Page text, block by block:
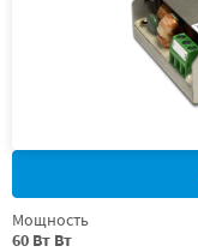
Мощность
60 Вт Вт